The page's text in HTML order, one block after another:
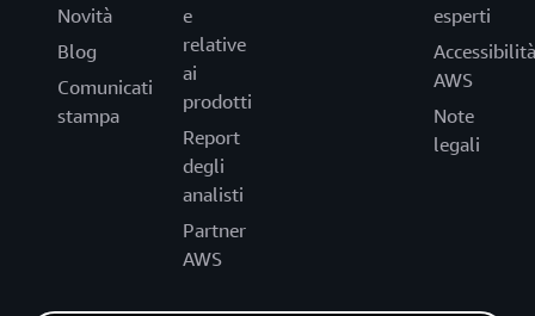
Novità
Blog
Comunicati
stampa
e
relative
ai
prodotti
Report
degli
analisti
Partner
AWS
esperti
Accessibilità
AWS
Note
legali